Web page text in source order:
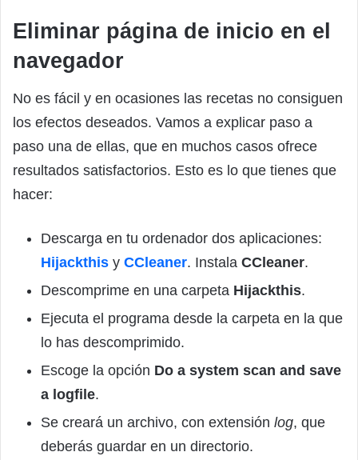
Eliminar página de inicio en el
navegador
No es fácil y en ocasiones las recetas no consiguen
los efectos deseados. Vamos a explicar paso a
paso una de ellas, que en muchos casos ofrece
resultados satisfactorios. Esto es lo que tienes que
hacer:
Descarga en tu ordenador dos aplicaciones:
Hijackthis y CCleaner. Instala CCleaner.
Descomprime en una carpeta Hijackthis.
Ejecuta el programa desde la carpeta en la que
lo has descomprimido.
Escoge la opción Do a system scan and save
a logfile.
Se creará un archivo, con extensión log, que
deberás guardar en un directorio.